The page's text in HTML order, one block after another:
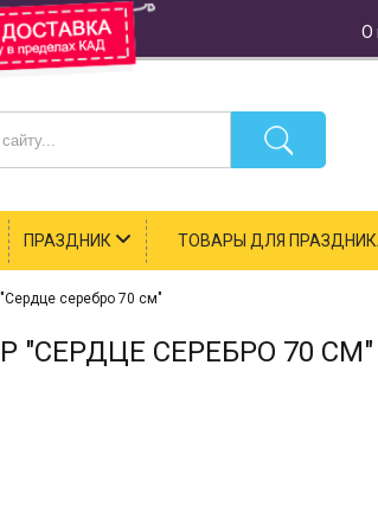
О
ПРАЗДНИК ТОВАРЫ ДЛЯ
серебро 70 см"
СЕРЕБРО 70 СМ"